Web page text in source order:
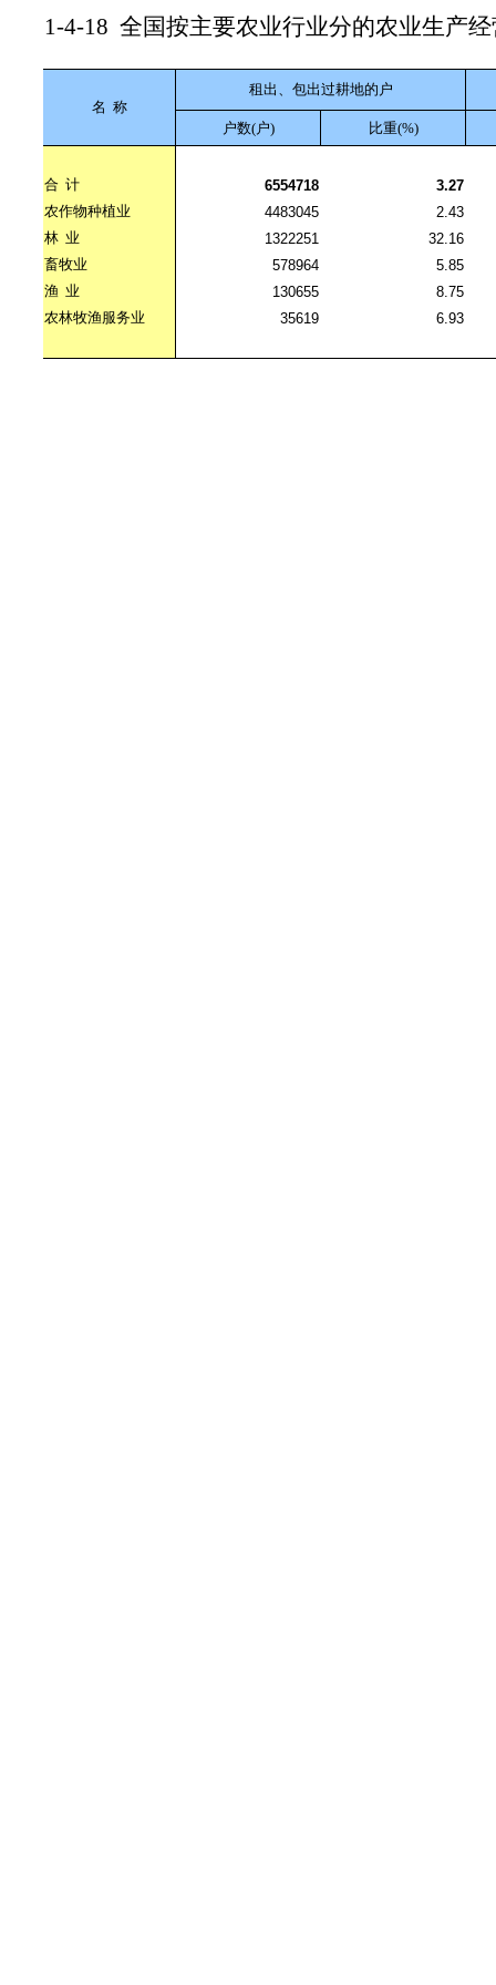
1-4-18 全国按主要农业行业分的农业生产
名 称
租出、包出过耕地的户
户数(户) 比重(%)
合 计 6554718
3.27
农作物种植业
4483045
2.43
林 业 1322251
32.16
畜牧业
578964
5.85
渔 业 130655
8.75
农林牧渔服务业
35619 6.93